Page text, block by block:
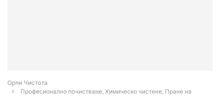
Орли Чистота
Професионално почистване, Химическо чистене, Пране на